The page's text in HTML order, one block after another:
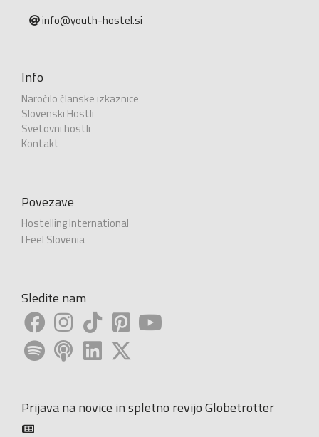
info@youth-hostel.si
Info
Naročilo članske izkaznice
Slovenski Hostli
Svetovni hostli
Kontakt
Povezave
Hostelling International
I Feel Slovenia
Sledite nam
Prijava na novice in spletno revijo Globetrotter